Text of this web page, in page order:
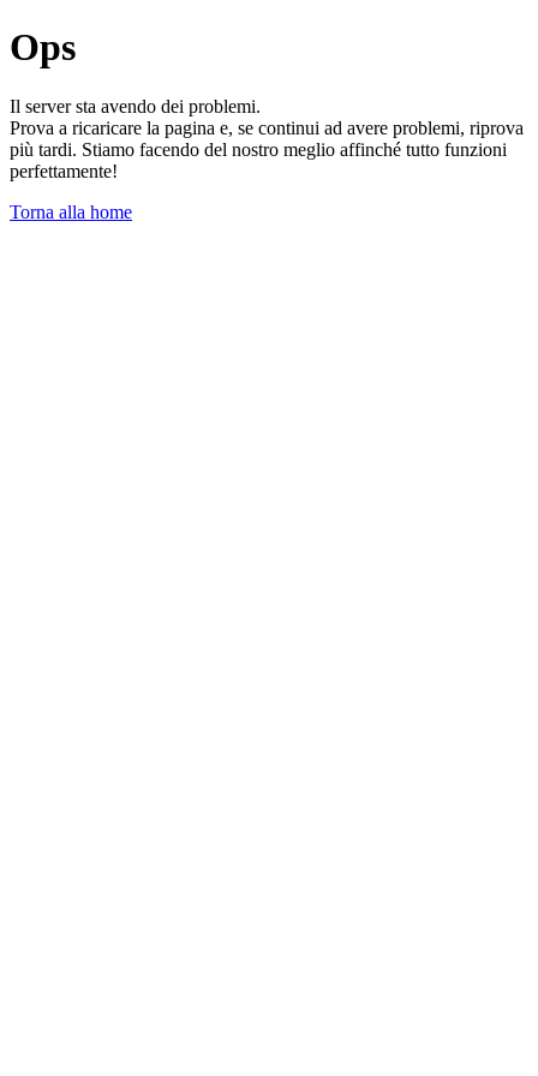
Ops
Il server sta avendo dei problemi.
Prova a ricaricare la pagina e, se continui ad avere problemi, riprova
più tardi. Stiamo facendo del nostro meglio affinché tutto funzioni
perfettamente!
Torna alla home